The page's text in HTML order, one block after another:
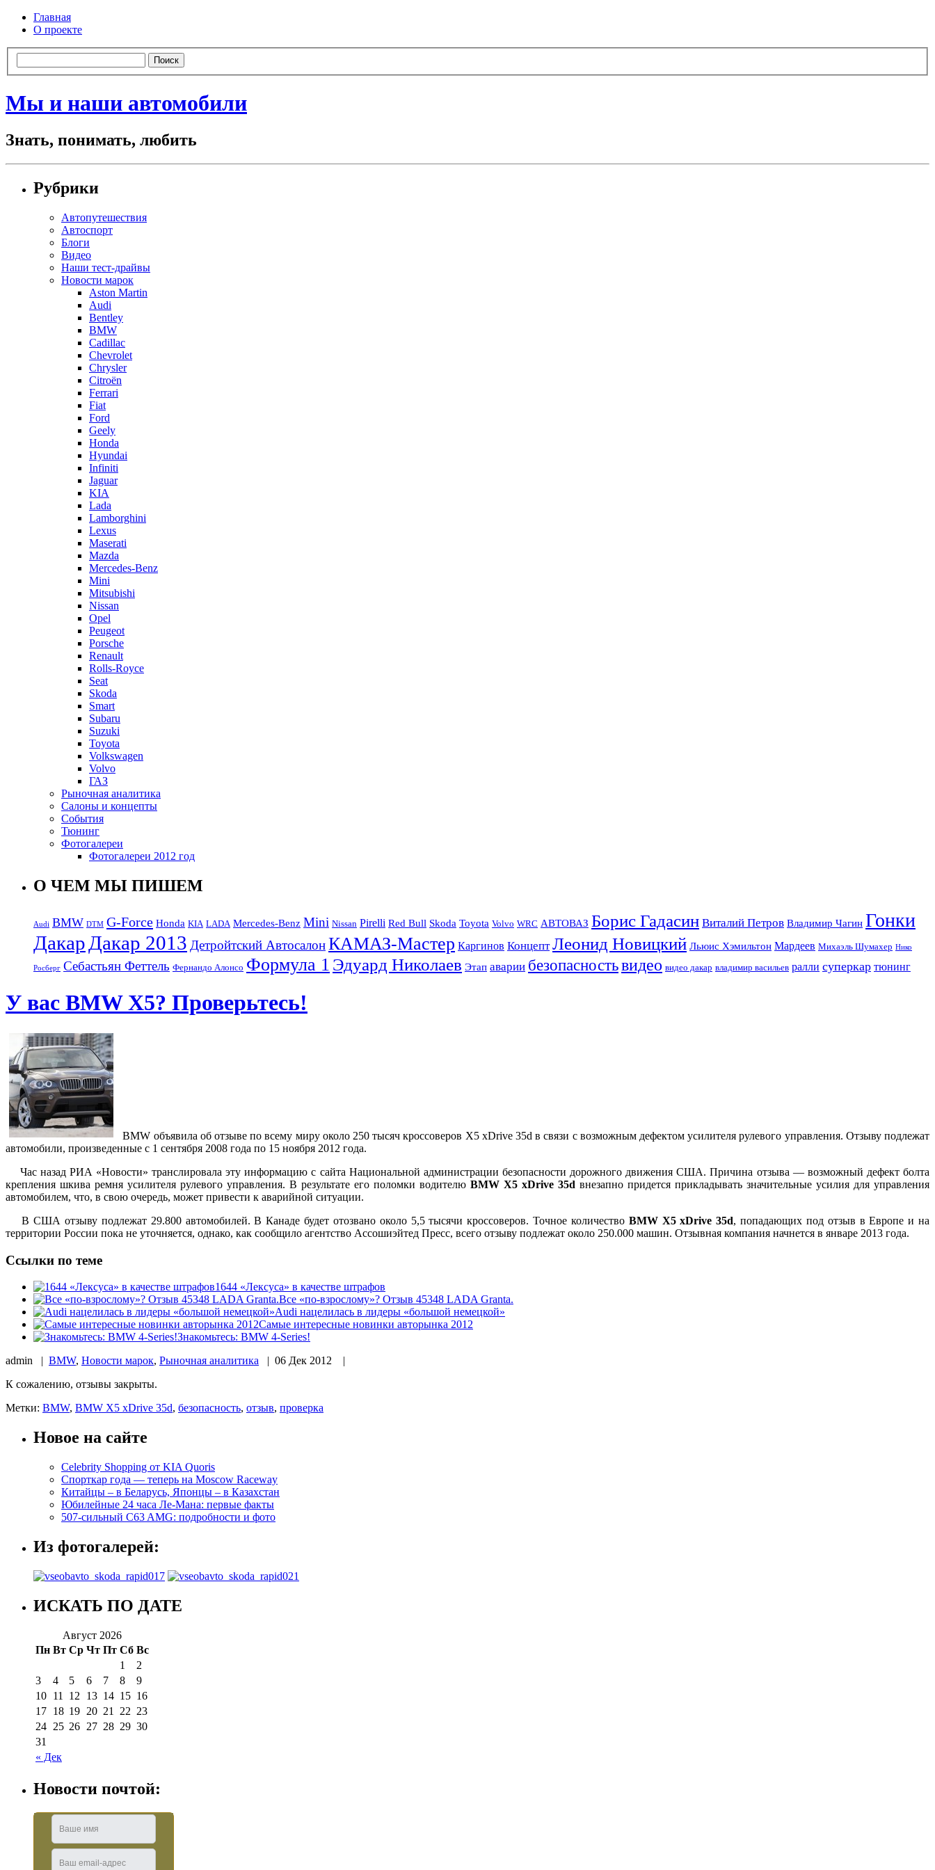
Главная
О проекте
Мы и наши автомобили
Знать, понимать, любить
Рубрики
Автопутешествия
Автоспорт
Блоги
Видео
Наши тест-драйвы
Новости марок
Aston Martin
Audi
Bentley
BMW
Cadillac
Chevrolet
Chrysler
Citroën
Ferrari
Fiat
Ford
Geely
Honda
Hyundai
Infiniti
Jaguar
KIA
Lada
Lamborghini
Lexus
Maserati
Mazda
Mercedes-Benz
Mini
Mitsubishi
Nissan
Opel
Peugeot
Porsche
Renault
Rolls-Royce
Seat
Skoda
Smart
Subaru
Suzuki
Toyota
Volkswagen
Volvo
ГАЗ
Рыночная аналитика
Салоны и концепты
События
Тюнинг
Фотогалереи
Фотогалереи 2012 год
О ЧЕМ МЫ ПИШЕМ
Audi BMW DTM G-Force Honda KIA LADA Mercedes-Benz Mini Nissan Pirelli Red Bull Skoda Toyota Volvo WRC АВТОВАЗ Борис Гадасин Виталий Петров Владимир Чагин Гонки
Дакар Дакар 2013 Детройтский АвтосалонКАМАЗ-Мастер Каргинов Концепт Леонид Новицкий Льюис Хэмильтон Мардеев Михаэль Шумахер Нико
Росберг Себастьян Феттель Фернандо Алонсо Формула 1 Эдуард Николаев Этап аварии безопасностьвидео видео дакар владимир васильев ралли суперкар тюнинг
У вас BMW X5? Проверьтесь!
BMW объявила об отзыве по всему миру около 250 тысяч кроссоверов X5 xDrive 35d в связи с возможным дефектом усилителя рулевого управления. Отзыву подлежат
автомобили, произведенные с 1 сентября 2008 года по 15 ноября 2012 года.
Час назад РИА «Новости» транслировала эту информацию с сайта Национальной администрации безопасности дорожного движения США. Причина отзыва — возможный дефект болта
крепления шкива ремня усилителя рулевого управления. В результате его поломки водителю BMW X5 xDrive 35d внезапно придется прикладывать значительные усилия для управления
автомобилем, что, в свою очередь, может привести к аварийной ситуации.
В США отзыву подлежат 29.800 автомобилей. В Канаде будет отозвано около 5,5 тысячи кроссоверов. Точное количество BMW X5 xDrive 35d, попадающих под отзыв в Европе и на
территории России пока не уточняется, однако, как сообщило агентство Ассошиэйтед Пресс, всего отзыву подлежат около 250.000 машин. Отзывная компания начнется в январе 2013 года.
Ссылки по теме
1644 «Лексуса» в качестве штрафов
Все «по-взрослому»? Отзыв 45348 LADA Granta.
Audi нацелилась в лидеры «большой немецкой»
Самые интересные новинки авторынка 2012
Знакомьтесь: BMW 4-Series!
admin | BMW, Новости марок, Рыночная аналитика | 06 Дек 2012 |
К сожалению, отзывы закрыты.
Метки: BMW, BMW X5 xDrive 35d, безопасность, отзыв, проверка
Новое на сайте
Celebrity Shopping от KIA Quoris
Спорткар года — теперь на Moscow Raceway
Китайцы – в Беларусь, Японцы – в Казахстан
Юбилейные 24 часа Ле-Мана: первые факты
507-сильный C63 AMG: подробности и фото
Из фотогалерей:
ИСКАТЬ ПО ДАТЕ
Август 2026
Пн Вт Ср Чт Пт Сб Вс
« Дек
1
2
3
4 5 6 7 8
9
10 11 12 13 14 15 16
17 18 19 20 21 22 23
24 25 26 27 28 29 30
31
Новости почтой: